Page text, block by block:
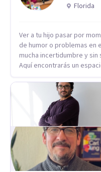
Florida
Ver a tu hijo pasar por
de humor o problemas en
mucha incertidumbre y
Aquí encontrarás un
comprendidos y
herramientas prácticas y
cada menor, dejando de
Mi forma de trabajar se
que hay detrás del
desarrollar la confianza
fortaleciendo la comunicación
niños y adolescentes que